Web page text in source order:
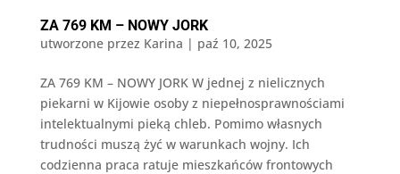
ZA 769 KM – NOWY JORK
utworzone przez Karina | paź 10, 2025
ZA 769 KM – NOWY JORK W jednej z nielicznych
piekarni w Kijowie osoby z niepełnosprawnościami
intelektualnymi pieką chleb. Pomimo własnych
trudności muszą żyć w warunkach wojny. Ich
codzienna praca ratuje mieszkańców frontowych